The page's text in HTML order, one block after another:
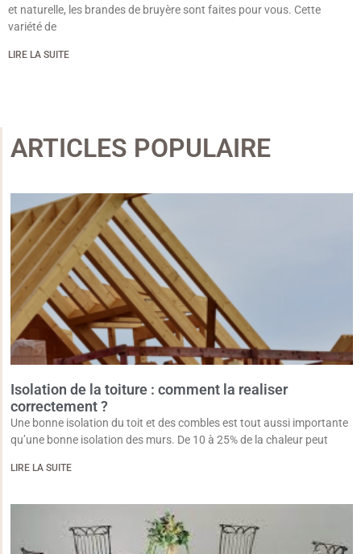
et naturelle, les brandes de bruyère sont faites pour vous. Cette
variété de
LIRE LA SUITE
ARTICLES POPULAIRE
Isolation de la toiture : comment la realiser
correctement ?
Une bonne isolation du toit et des combles est tout aussi importante
qu’une bonne isolation des murs. De 10 à 25% de la chaleur peut
LIRE LA SUITE